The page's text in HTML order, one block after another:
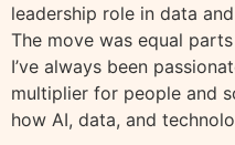
leadership role in data
The move was equal
I’ve always been
multiplier for people and
how AI, data, and